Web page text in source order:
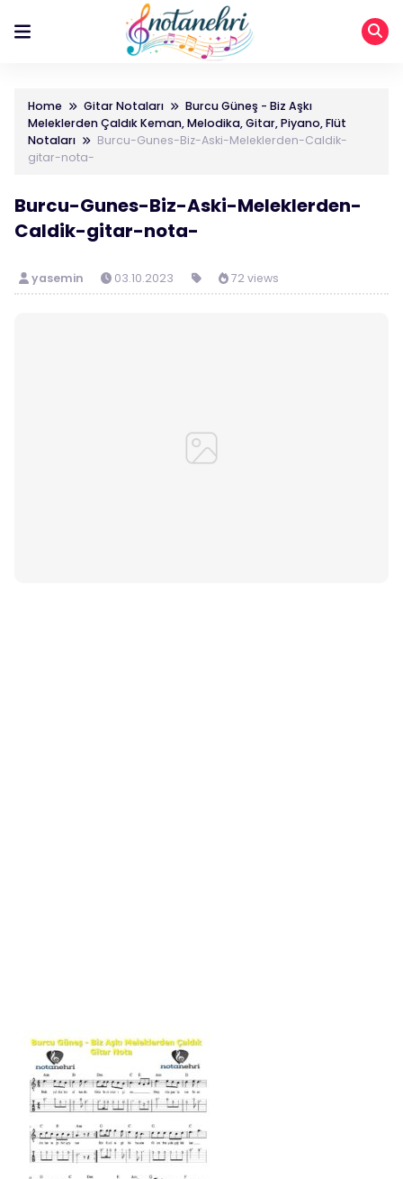
Home Gitar Notaları
Burcu Güneş - Biz Aşkı
Meleklerden Çaldık Keman, Melodika, Gitar, Piyano, Flüt
Notaları
Burcu-Gunes-Biz-Aski-Meleklerden-Caldik-
gitar-nota-
Burcu-Gunes-Biz-Aski-Meleklerden-
Caldik-gitar-nota-
yasemin 03.10.2023 72 views